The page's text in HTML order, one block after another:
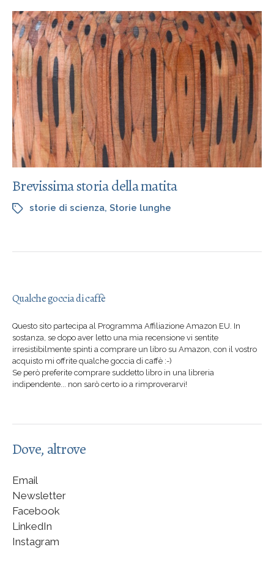
Brevissima storia della matita
storie di scienza, Storie lunghe
Qualche goccia di caffè
Questo sito partecipa al Programma Affiliazione Amazon EU. In
sostanza, se dopo aver letto una mia recensione vi sentite
irresistibilmente spinti a comprare un libro su Amazon, con il vostro
acquisto mi offrite qualche goccia di caffè :-)
Se però preferite comprare suddetto libro in una libreria
indipendente... non sarò certo io a rimproverarvi!
Dove, altrove
Email
Newsletter
Facebook
LinkedIn
Instagram